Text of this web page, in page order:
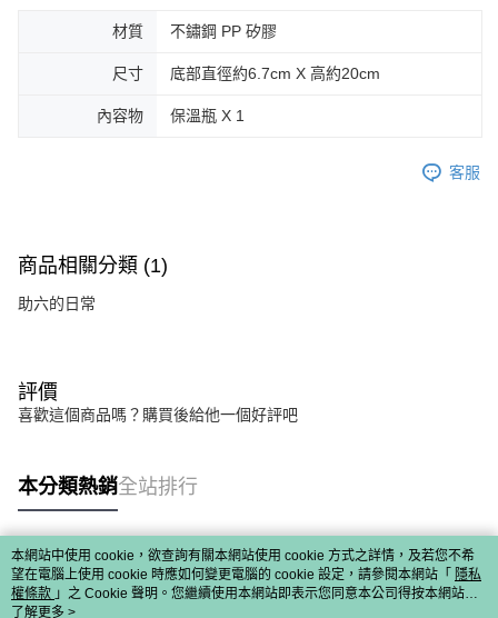
材質 不鏽鋼 PP 矽膠
尺寸 底部直徑約6.7cm X 高約20cm
內容物 保溫瓶 X 1
客服
商品相關分類 (1)
助六的日常
評價
喜歡這個商品嗎？購買後給他一個好評吧
本分類熱銷全站排行
熱門標籤
本網站中使用 cookie，欲查詢有關本網站使用 cookie 方式之詳情，及若您不希
望在電腦上使用 cookie 時應如何變更電腦的 cookie 設定，請參閱本網站「 隱私
權條款 」之 Cookie 聲明。您繼續使用本網站即表示您同意本公司得按本網站使
用條款之 Cookie 聲明使用 cookie。
了解更多 >